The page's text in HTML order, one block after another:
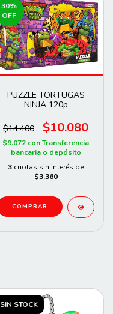
30%
OFF
PUZZLE TORTUGAS
NINJA 120p
$14.400 $10.080
$9.072 conTransferencia
bancaria o depósito
3 cuotas sin interés de
$3.360
SIN STOCK